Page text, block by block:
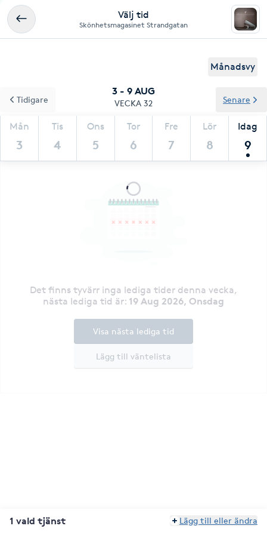
Välj tid
Skönhetsmagasinet Strandgatan
Månadsvy
3 - 9 AUG
VECKA 32
Mån
3
Tis
4
Ons
5
Tor
6
Fre
7
Lör
8
Idag
9
Tidigare Senare
Det finns tyvärr inga lediga tider denna vecka,
nästa lediga tid är: 19 Aug 2026, Onsdag
Lägg till väntelista
Visa nästa lediga tid
1 vald tjänst Lägg till eller ändra